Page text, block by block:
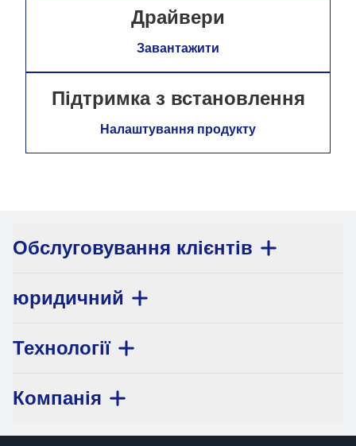
Драйвери
Завантажити
Підтримка з встановлення
Налаштування продукту
Обслуговування клієнтів
юридичний
Технології
Компанія